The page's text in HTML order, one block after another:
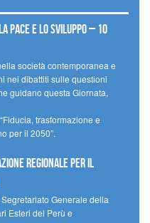
pace e lo sviluppo – 10
società contemporanea e
nei dibattiti sulle questioni
guidano questa Giornata,
trasformazione e
per il 2050”.
regionale per il
Generale della
Esteri del Perù e